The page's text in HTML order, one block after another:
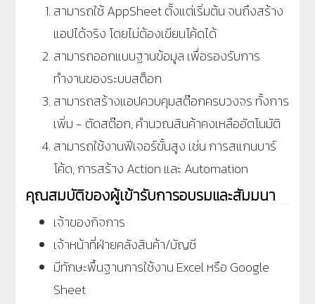
สามารถใช้ AppSheet ตั้งแต่เริ่มต้น จนถึงสร้าง
แอปได้จริง โดยไม่ต้องเขียนโค้ดได้
สามารถออกแบบฐานข้อมูล เพื่อรองรับการ
ทำงานของระบบสต็อก
สามารถสร้างแอปควบคุมสต๊อกครบวงจร ทั้งการ
เพิ่ม - ตัดสต๊อก, คำนวณสินค้าคงเหลืออัตโนมัติ
สามารถใช้งานฟีเจอร์ขั้นสูง เช่น การสแกนบาร์
โค้ด, การสร้าง Action และ Automation
คุณสมบัติของผู้เข้ารับการอบรมและสัมมนา
เจ้าของกิจการ
เจ้าหน้าที่ฝ่ายคลังสินค้า/บัญชี
มีทักษะพื้นฐานการใช้งาน Excel หรือ Google
Sheet